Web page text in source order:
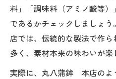
料」「調味料（アミノ酸等
であるかチェックしましょ
店では、伝統的な製法で作
多く、素材本来の味わいが楽
実際に、丸八蒲鉾 本店のよ